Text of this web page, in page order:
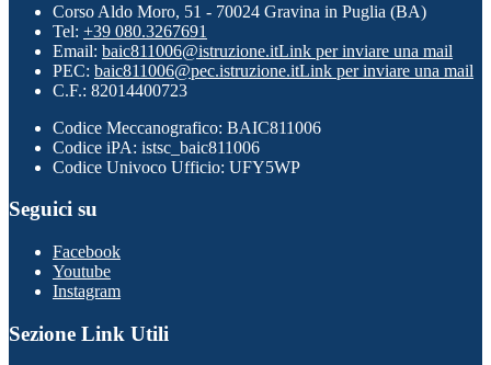
Corso Aldo Moro, 51 - 70024 Gravina in Puglia (BA)
Tel: +39 080.3267691
Email: baic811006@istruzione.itLink per inviare una mail
PEC: baic811006@pec.istruzione.itLink per inviare una mail
C.F.: 82014400723
Codice Meccanografico: BAIC811006
Codice iPA: istsc_baic811006
Codice Univoco Ufficio: UFY5WP
Seguici su
Facebook
Youtube
Instagram
Sezione Link Utili